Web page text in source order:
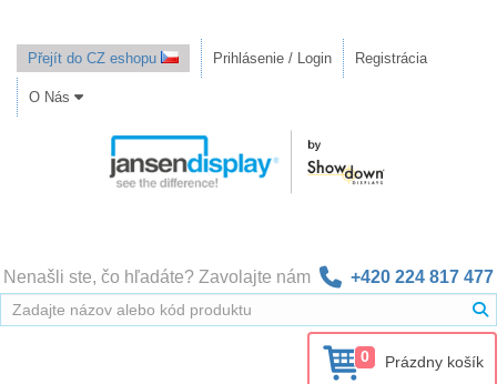
Přejít do CZ eshopu Prihlásenie / Login Registrácia
O Nás
Nenašli ste, čo hľadáte? Zavolajte nám +420 224 817 477
0 Prázdny košík